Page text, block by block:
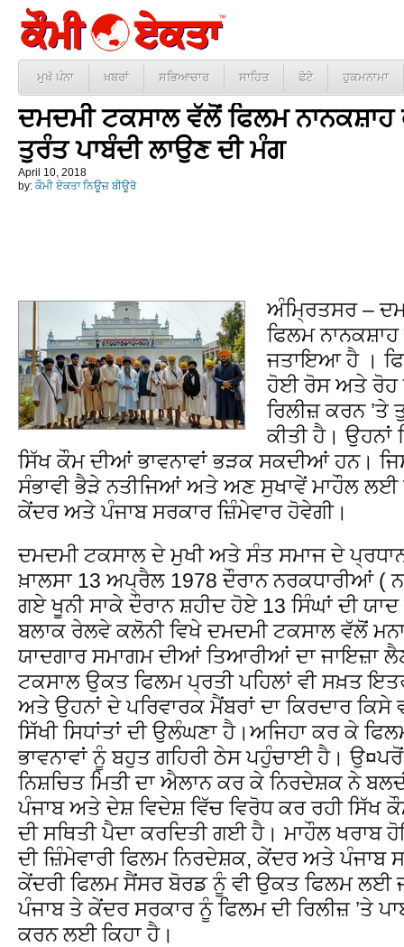
ਮੁਖੱ ਪੰਨਾ ਖ਼ਬਰਾਂ ਸਭਿਆਚਾਰ ਸਾਹਿਤ ਫੋਟੋ ਹੁਕਮਨਾਮਾ
ਦਮਦਮੀ ਟਕਸਾਲ ਵੱਲੋਂ ਫਿਲਮ ਨਾਨਕਸ਼ਾਹ
ਤੁਰੰਤ ਪਾਬੰਦੀ ਲਾਉਣ ਦੀ ਮੰਗ
April 10, 2018
by: ਕੌਮੀ ਏਕਤਾ ਨਿਊਜ਼ ਬੀਊਰੋ
ਅੰਮ੍ਰਿਤਸਰ –
ਫਿਲਮ
ਜਤਾਇਆ ਹੈ ।
ਹੋਈ ਰੋਸ ਅਤੇ ਰੋਹ
ਰਿਲੀਜ਼ ਕਰਨ ’ਤੇ
ਕੀਤੀ ਹੈ। ਉਹਨਾਂ
ਸਿੱਖ ਕੌਮ ਦੀਆਂ ਭਾਵਨਾਵਾਂ ਭੜਕ ਸਕਦੀਆਂ ਹਨ।
ਸੰਭਾਵੀ ਭੈੜੇ ਨਤੀਜਿਆਂ ਅਤੇ ਅਣ ਸੁਖਾਵੇਂ ਮਾਹੌਲ ਲਈ
ਕੇਂਦਰ ਅਤੇ ਪੰਜਾਬ ਸਰਕਾਰ ਜ਼ਿੰਮੇਵਾਰ ਹੋਵੇਗੀ।
ਦਮਦਮੀ ਟਕਸਾਲ ਦੇ ਮੁਖੀ ਅਤੇ ਸੰਤ ਸਮਾਜ ਦੇ
ਖ਼ਾਲਸਾ 13 ਅਪ੍ਰੈਲ 1978 ਦੌਰਾਨ ਨਰਕਧਾਰੀਆਂ (
ਗਏ ਖੂਨੀ ਸਾਕੇ ਦੌਰਾਨ ਸ਼ਹੀਦ ਹੋਏ 13 ਸਿੰਘਾਂ ਦੀ
ਬਲਾਕ ਰੇਲਵੇ ਕਲੋਨੀ ਵਿਖੇ ਦਮਦਮੀ ਟਕਸਾਲ ਵੱਲੋਂ
ਯਾਦਗਾਰ ਸਮਾਗਮ ਦੀਆਂ ਤਿਆਰੀਆਂ ਦਾ ਜਾਇਜ਼ਾ
ਟਕਸਾਲ ਉਕਤ ਫਿਲਮ ਪ੍ਰਤੀ ਪਹਿਲਾਂ ਵੀ ਸਖ਼ਤ
ਅਤੇ ਉਹਨਾਂ ਦੇ ਪਰਿਵਾਰਕ ਮੈਂਬਰਾਂ ਦਾ ਕਿਰਦਾਰ
ਸਿੱਖੀ ਸਿਧਾਂਤਾਂ ਦੀ ਉਲੰਘਣਾ ਹੈ।ਅਜਿਹਾ ਕਰ ਕੇ
ਭਾਵਨਾਵਾਂ ਨੂੰ ਬਹੁਤ ਗਹਿਰੀ ਠੇਸ ਪਹੁੰਚਾਈ ਹੈ।
ਨਿਸ਼ਚਿਤ ਮਿਤੀ ਦਾ ਐਲਾਨ ਕਰ ਕੇ ਨਿਰਦੇਸ਼ਕ ਨੇ
ਪੰਜਾਬ ਅਤੇ ਦੇਸ਼ ਵਿਦੇਸ਼ ਵਿੱਚ ਵਿਰੋਧ ਕਰ ਰਹੀ ਸਿੱਖ
ਦੀ ਸਥਿਤੀ ਪੈਦਾ ਕਰਦਿਤੀ ਗਈ ਹੈ। ਮਾਹੌਲ
ਦੀ ਜ਼ਿੰਮੇਵਾਰੀ ਫਿਲਮ ਨਿਰਦੇਸ਼ਕ, ਕੇਂਦਰ ਅਤੇ ਪੰਜਾਬ
ਕੇਂਦਰੀ ਫਿਲਮ ਸੈਂਸਰ ਬੋਰਡ ਨੂੰ ਵੀ ਉਕਤ ਫਿਲਮ ਲਈ
ਪੰਜਾਬ ਤੇ ਕੇਂਦਰ ਸਰਕਾਰ ਨੂੰ ਫਿਲਮ ਦੀ ਰਿਲੀਜ਼ ’ਤੇ
ਕਰਨ ਲਈ ਕਿਹਾ ਹੈ।